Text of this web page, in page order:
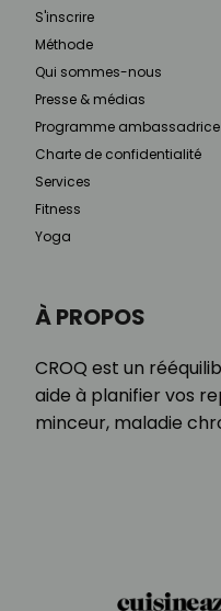
À PROPOS
CROQ est un
aide à planifier vos
minceur, maladie
S'inscrire
Méthode
Qui sommes-nous
Presse & médias
Programme ambassadrice
Charte de confidentialité
Services
Fitness
Yoga